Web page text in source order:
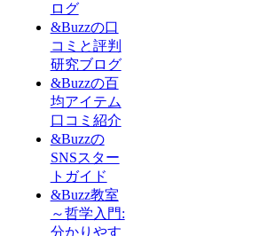
ログ
&Buzzの口
コミと評判
研究ブログ
&Buzzの百
均アイテム
口コミ紹介
&Buzzの
SNSスター
トガイド
&Buzz教室
～哲学入門:
分かりやす